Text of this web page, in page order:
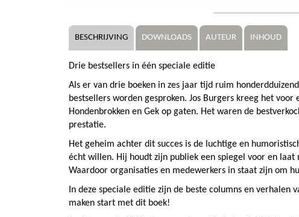
BESCHRIJVING DOWNLOADS AUTEUR INHOUD
Drie bestsellers in één speciale editie
Als er van drie boeken in zes jaar tijd ruim
bestsellers worden gesproken. Jos Burgers kreeg het
Hondenbrokken en Gek op gaten. Het waren de
prestatie.
Het geheim achter dit succes is de luchtige en
écht willen. Hij houdt zijn publiek een spiegel voor en
Waardoor organisaties en medewerkers in staat zijn om
In deze speciale editie zijn de beste columns en verhalen
maken start met dit boek!